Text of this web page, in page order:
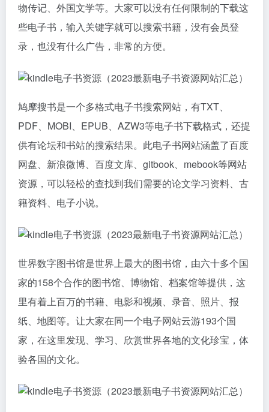
物传记、外国文学等。大家可以没有任何限制的下载这
些电子书，输入关键字就可以搜索书籍，没有会员登
录，也没有什么广告，非常的方便。
鸠摩搜书是一个多格式电子书搜索网站，有TXT、
PDF、MOBI、EPUB、AZW3等电子书下载格式，还提
供有论坛和书站的搜索结果。此电子书网站涵盖了百度
网盘、新浪微博、百度文库、gitbook、mebook等网站
资源，可以轻松的查找到我们需要的论文学习资料、古
籍资料、电子小说。
世界数字图书馆是世界上最大的图书馆，由六十多个国
家的158个合作的图书馆、博物馆、档案馆等提供，这
里有着上百万的书籍、电影和视频、录音、照片、报
纸、地图等。让大家在同一个电子网站云游193个国
家，在这里发现、学习、欣赏世界各地的文化珍宝，体
验各国的文化。